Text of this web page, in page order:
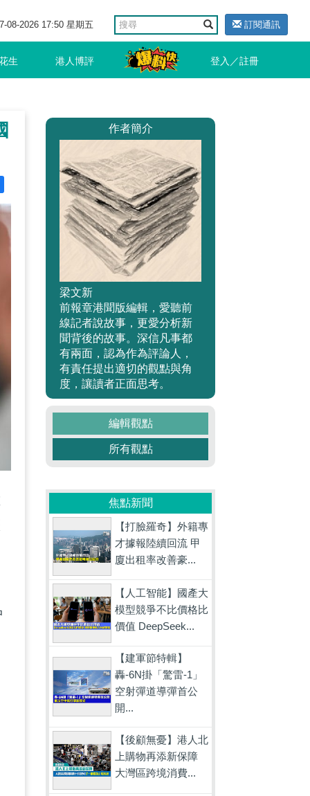
08-2026 17:50 星期五 訂閱通訊
生 港人博評 登入／註冊
作者簡介
梁文新
前報章港聞版編輯，愛聽前
線記者說故事，更愛分析新
聞背後的故事。深信凡事都
有兩面，認為作為評論人，
有責任提出適切的觀點與角
度，讓讀者正面思考。
編輯觀點
所有觀點
焦點新聞
【打臉羅奇】外籍專
才據報陸續回流 甲
廈出租率改善豪...
【人工智能】國產大
模型競爭不比價格比
價值 DeepSeek...
【建軍節特輯】
轟-6N掛「驚雷-1」
空射彈道導彈首公
開...
【後顧無憂】港人北
上購物再添新保障
大灣區跨境消費...